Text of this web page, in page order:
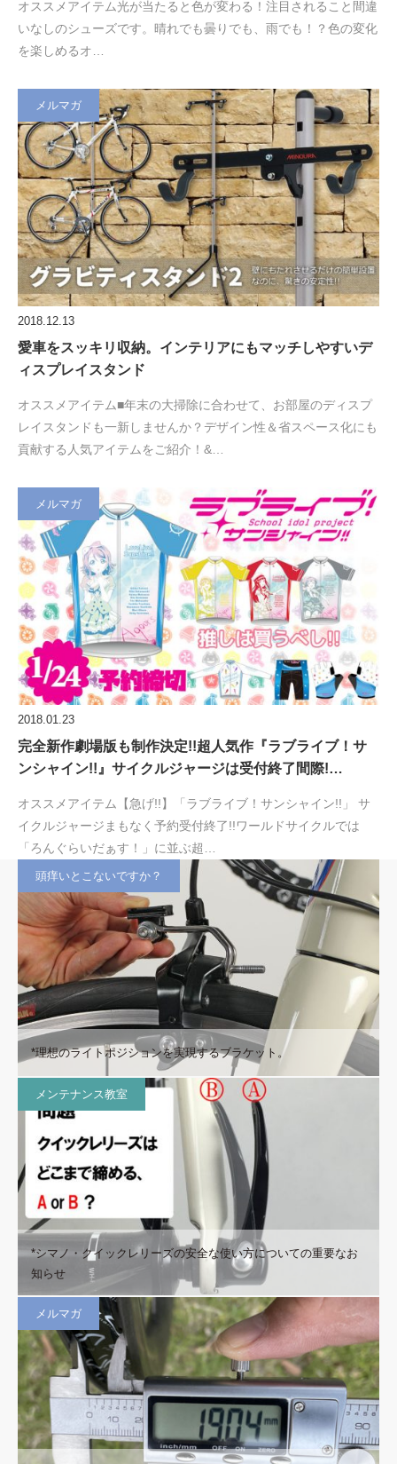
オススメアイテム光が当たると色が変わる！注目されること間違
いなしのシューズです。晴れでも曇りでも、雨でも！？色の変化
を楽しめるオ…
メルマガ
2018.12.13
愛車をスッキリ収納。インテリアにもマッチしやすいデ
ィスプレイスタンド
オススメアイテム■年末の大掃除に合わせて、お部屋のディスプ
レイスタンドも一新しませんか？デザイン性＆省スペース化にも
貢献する人気アイテムをご紹介！&…
メルマガ
2018.01.23
完全新作劇場版も制作決定!!超人気作『ラブライブ！サ
ンシャイン!!』サイクルジャージは受付終了間際!…
オススメアイテム【急げ!!】「ラブライブ！サンシャイン!!」 サ
イクルジャージまもなく予約受付終了!!ワールドサイクルでは
「ろんぐらいだぁす！」に並ぶ超…
頭痒いとこないですか？
*理想のライトポジションを実現するブラケット。
メンテナンス教室
*シマノ・クイックレリーズの安全な使い方についての重要なお
知らせ
メルマガ